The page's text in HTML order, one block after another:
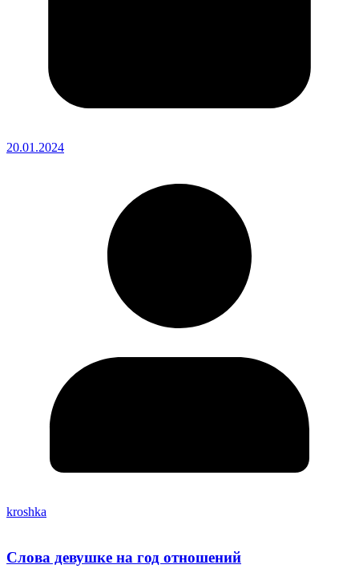
20.01.2024
kroshka
Слова девушке на год отношений